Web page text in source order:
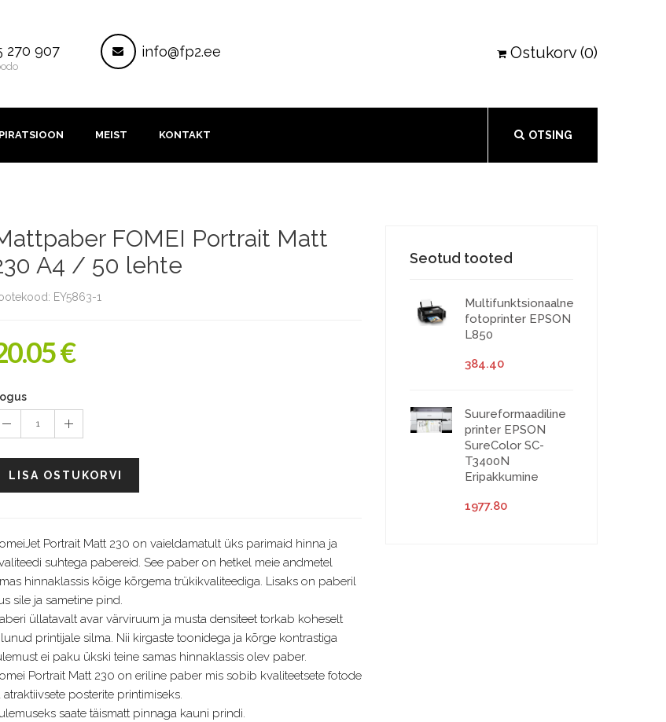
270 907 Post
info@fp2.ee Ostukorv (0)
OTSING
MEIST KONTAKT
FOMEI Portrait Matt
A4 / 50 lehte
EY5863-1
€
1
LISA OSTUKORVI
Portrait Matt 230 on vaieldamatult üks parimaid hinna ja
suhtega pabereid. See paber on hetkel meie andmetel
hinnaklassis kõige kõrgema trükikvaliteediga. Lisaks on paberil
sile ja sametine pind.
üllatavalt avar värviruum ja musta densiteet torkab koheselt
printijale silma. Nii kirgaste toonidega ja kõrge kontrastiga
ei paku ükski teine samas hinnaklassis olev paber.
Portrait Matt 230 on eriline paber mis sobib kvaliteetsete fotode
atraktiivsete posterite printimiseks.
saate täismatt pinnaga kauni prindi.
Seotud tooted
Multifunktsionaalne
fotoprinter EPSON
L850
384.40
Suureformaadiline
printer EPSON
SureColor SC-
T3400N
Eripakkumine
1977.80